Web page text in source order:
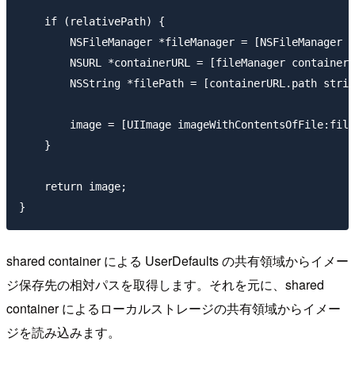
    if (relativePath) {
NSFileManager *fileManager = [NSFileManager
NSURL *containerURL = [fileManager
NSString *filePath = [containerURL.path
image = [UIImage
    }
    return image;
shared container による UserDefaults の共有領域からイメー
ジ保存先の相対パスを取得します。それを元に、shared
container によるローカルストレージの共有領域からイメー
ジを読み込みます。